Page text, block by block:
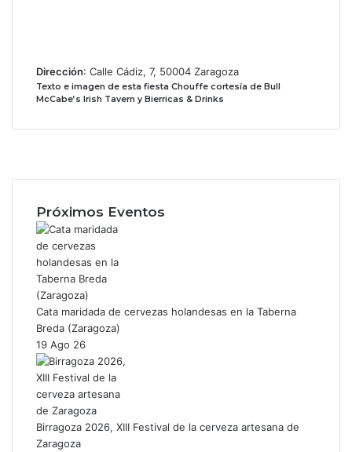
Dirección: Calle Cádiz, 7, 50004 Zaragoza
Texto e imagen de esta fiesta Chouffe cortesía de Bull
McCabe’s Irish Tavern y Bierricas & Drinks
Próximos Eventos
Cata maridada de cervezas holandesas en la Taberna
Breda (Zaragoza)
19 Ago 26
Birragoza 2026, XIII Festival de la cerveza artesana de
Zaragoza